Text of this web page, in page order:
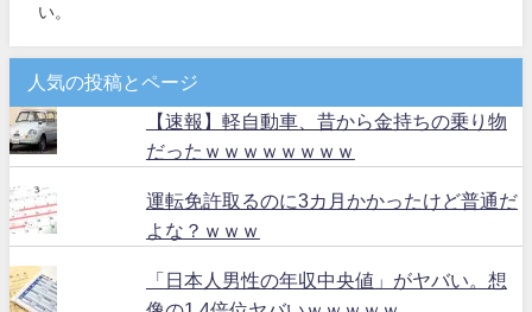
い。
人気の投稿とページ
【速報】軽自動車、昔から金持ちの乗り物
だったｗｗｗｗｗｗｗｗ
運転免許取るのに3カ月かかったけど普通だ
よな？ｗｗｗ
「日本人男性の年収中央値」がヤバい。想